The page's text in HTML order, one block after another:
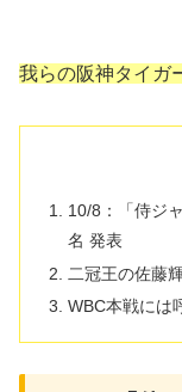
我らの阪神タイガ
10/8：「侍ジ
名 発表
二冠王の佐藤
WBC本戦には